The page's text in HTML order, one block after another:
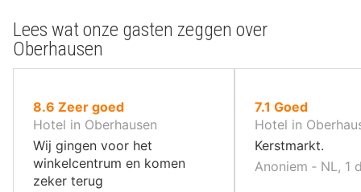
Lees wat onze gasten zeggen over
Oberhausen
8.6 uit
10
,
Zeer goed
Hotel in Oberhausen
Wij gingen voor het
winkelcentrum en komen
zeker terug
7.1 uit
10
,
Goed
Hotel in
Kerstmarkt.
Anoniem ‐ NL, 1